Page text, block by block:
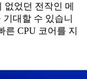
없었던 전작인 메
대할 수 있습니
CPU 코어를 지